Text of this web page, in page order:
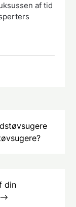
af ​​tid
din